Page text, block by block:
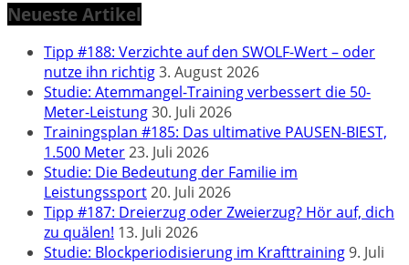
Neueste Artikel
Tipp #188: Verzichte auf den SWOLF-Wert – oder
nutze ihn richtig3. August 2026
Studie: Atemmangel-Training verbessert die 50-
Meter-Leistung30. Juli 2026
Trainingsplan #185: Das ultimative PAUSEN-BIEST,
1.500 Meter23. Juli 2026
Studie: Die Bedeutung der Familie im
Leistungssport20. Juli 2026
Tipp #187: Dreierzug oder Zweierzug? Hör auf, dich
zu quälen! 13. Juli 2026
Studie: Blockperiodisierung im Krafttraining9. Juli